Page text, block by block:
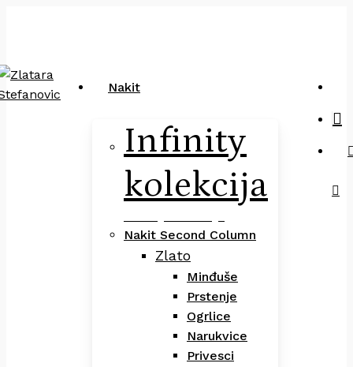
content
Nakit
Infinity
kolekcija
Nakit Second Column
Zlato
Minđuše
Prstenje
Ogrlice
Narukvice
Privesci